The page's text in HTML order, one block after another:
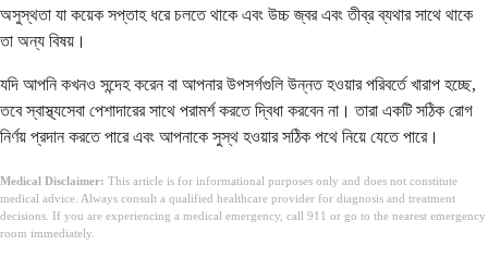
অসুস্থতা যা কয়েক সপ্তাহ ধরে চলতে থাকে এবং উচ্চ জ্বর এবং তীব্র ব্যথার সাথে থাকে
তা অন্য বিষয়।
যদি আপনি কখনও সন্দেহ করেন বা আপনার উপসর্গগুলি উন্নত হওয়ার পরিবর্তে খারাপ হচ্ছে,
তবে স্বাস্থ্যসেবা পেশাদারের সাথে পরামর্শ করতে দ্বিধা করবেন না। তারা একটি সঠিক রোগ
নির্ণয় প্রদান করতে পারে এবং আপনাকে সুস্থ হওয়ার সঠিক পথে নিয়ে যেতে পারে।
Medical Disclaimer: This article is for informational purposes only and does not constitute
medical advice. Always consult a qualified healthcare provider for diagnosis and treatment
decisions. If you are experiencing a medical emergency, call 911 or go to the nearest emergency
room immediately.